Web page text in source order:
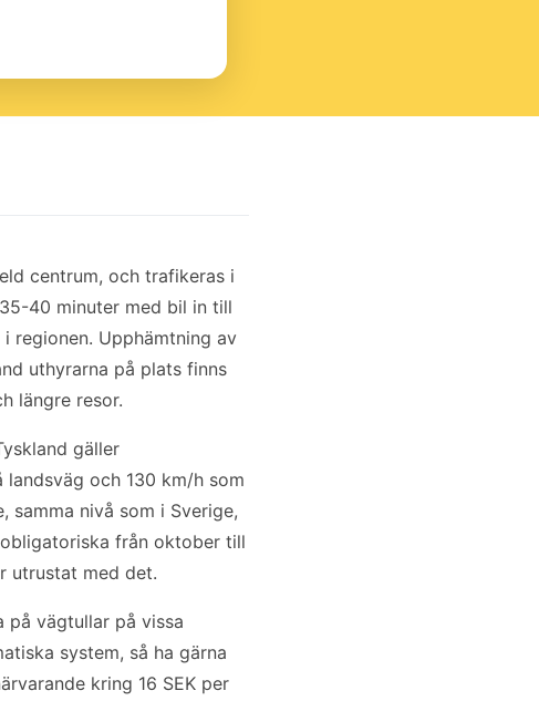
centrum, och trafikeras i
40 minuter med bil in till
Upphämtning av
uthyrarna på plats finns
längre resor.
gäller
och 130 km/h som
samma nivå som i Sverige,
från oktober till
utrustat med det.
på vägtullar på vissa
system, så ha gärna
kring 16 SEK per